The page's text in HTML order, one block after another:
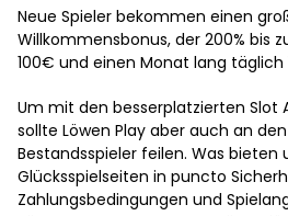
Neue Spieler bekommen einen
Willkommensbonus, der 200% bis
100€ und einen Monat lang täglich
Um mit den besserplatzierten Slot
sollte Löwen Play aber auch an
Bestandsspieler feilen. Was bieten
Glücksspielseiten in puncto
Zahlungsbedingungen und